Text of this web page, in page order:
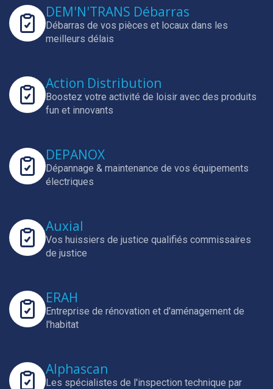
DEM'N'TRANS Débarras
Débarras de vos pièces et locaux dans les
meilleurs délais
Action Distribution
Boostez votre activité de loisir avec des produits
fun et innovants
DEPANOX
Dépannage & maintenance de vos équipements
électriques
Auxial
Vos huissiers de justice qualifiés commissaires
de justice
ERAH
Entreprise de rénovation et d'aménagement de
l'habitat
Alphascan
Les spécialistes de l'inspection technique par